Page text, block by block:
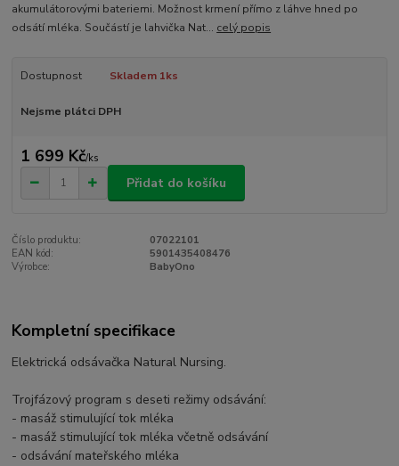
akumulátorovými bateriemi. Možnost krmení přímo z láhve hned po
odsátí mléka. Součástí je lahvička Nat... celý popis
Dostupnost Skladem 1ks
Nejsme plátci DPH
1 699 Kč/ks
Přidat do košíku
Číslo produktu:
07022101
EAN kód:
5901435408476
Výrobce:
BabyOno
Kompletní specifikace
Elektrická odsávačka Natural Nursing.
Trojfázový program s deseti režimy odsávání:
- masáž stimulující tok mléka
- masáž stimulující tok mléka včetně odsávání
- odsávání mateřského mléka